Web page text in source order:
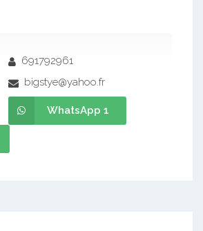
691792961
bigstye@yahoo.fr
WhatsApp 1